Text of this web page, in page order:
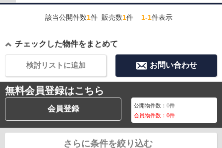
該当公開件数1件 販売数1件1-1件表示
チェックした物件をまとめて
お問い合わせ
検討リストに追加
無料会員登録はこちら
会員登録 公開物件数：0件
会員物件数：0件
さらに条件を絞り込む